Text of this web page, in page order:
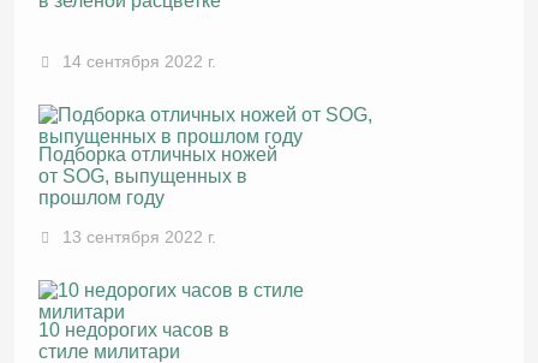
14 сентября 2022 г.
Подборка отличных ножей
от SOG, выпущенных в
прошлом году
13 сентября 2022 г.
10 недорогих часов в
стиле милитари